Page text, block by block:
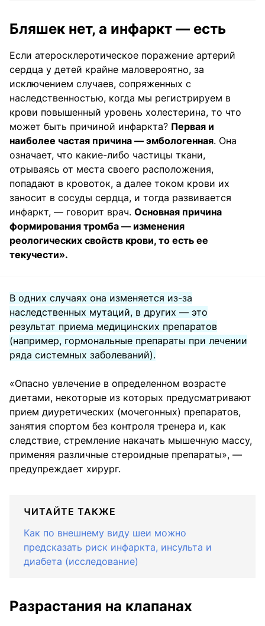
Бляшек нет, а инфаркт — есть
Если атеросклеротическое поражение артерий
сердца у детей крайне маловероятно, за
исключением случаев, сопряженных с
наследственностью, когда мы регистрируем в
крови повышенный уровень холестерина, то что
может быть причиной инфаркта? Первая и
наиболее частая причина — эмбологенная. Она
означает, что какие-либо частицы ткани,
отрываясь от места своего расположения,
попадают в кровоток, а далее током крови их
заносит в сосуды сердца, и тогда развивается
инфаркт, — говорит врач. Основная причина
формирования тромба — изменения
реологических свойств крови, то есть ее
текучести».
В одних случаях она изменяется из-за
наследственных мутаций, в других — это
результат приема медицинских препаратов
(например, гормональные препараты при лечении
ряда системных заболеваний).
«Опасно увлечение в определенном возрасте
диетами, некоторые из которых предусматривают
прием диуретических (мочегонных) препаратов,
занятия спортом без контроля тренера и, как
следствие, стремление накачать мышечную массу,
применяя различные стероидные препараты», —
предупреждает хирург.
ЧИТАЙТЕ ТАКЖЕ
Как по внешнему виду шеи можно
предсказать риск инфаркта, инсульта и
диабета (исследование)
Разрастания на клапанах